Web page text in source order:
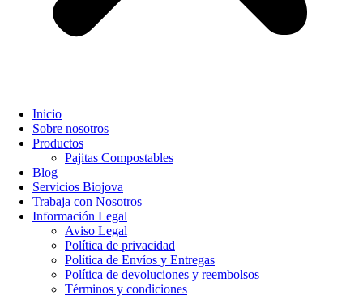
Inicio
Sobre nosotros
Productos
Pajitas Compostables
Blog
Servicios Biojova
Trabaja con Nosotros
Información Legal
Aviso Legal
Política de privacidad
Política de Envíos y Entregas
Política de devoluciones y reembolsos
Términos y condiciones